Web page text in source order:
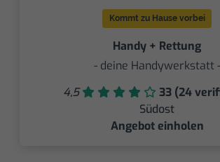
Kommt zu Hause vorbei
Handy + Rettung
- deine Handywerkstatt -
4,5
33 (24
Südost
Angebot einholen